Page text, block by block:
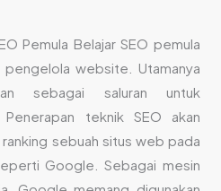
Pemula Belajar SEO pemula
pengelola website. Utamanya
sebagai saluran untuk
teknik SEO akan
sebuah situs web pada
Google. Sebagai mesin